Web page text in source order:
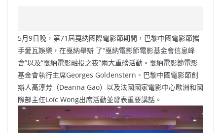
e
b
o
o
k
W
ei
b
o
s
A
p
p
h
at
er l y
Li
n
k
5月9日晚，第71屆戛納國際電影節期間，巴黎中國電影節攜
手愛瓦娛樂，在戛納舉辦 了“戛納電影節電影基金會信息峰
會”以及“戛納電影融投之夜”兩大重磅活動。戛納電影節電影
基金會執行主席Georges Goldenstern、巴黎中國電影節創
辦人高淳芳（Deanna Gao）以及法國國家電影中心歐洲和國
際部主任Loïc Wong出席活動並發表重要講話。